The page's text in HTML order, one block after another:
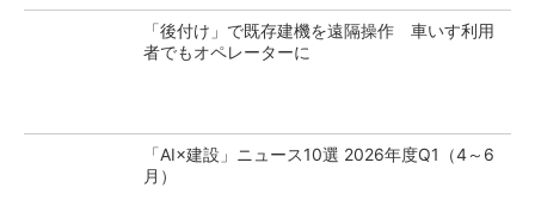
「後付け」で既存建機を遠隔操作 車いす利用
者でもオペレーターに
「AI×建設」ニュース10選 2026年度Q1（4～6
月）